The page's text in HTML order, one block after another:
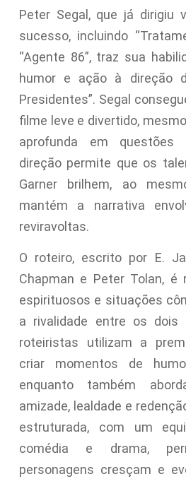
Peter Segal, que já dirigiu
sucesso, incluindo
“Agente 86”, traz sua
humor e ação à direção
Presidentes”. Segal
filme leve e divertido,
aprofunda em questões
direção permite que os
Garner brilhem, ao
mantém a narrativa
reviravoltas.
O roteiro, escrito por E.
Chapman e Peter Tolan, é
espirituosos e situações
a rivalidade entre os dois
roteiristas utilizam a
criar momentos de
enquanto também
amizade, lealdade e
estruturada, com um
comédia e drama,
personagens cresçam e